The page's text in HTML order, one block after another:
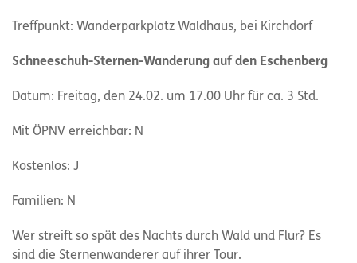
Treffpunkt: Wanderparkplatz Waldhaus, bei Kirchdorf
Schneeschuh-Sternen-Wanderung auf den Eschenberg
Datum: Freitag, den 24.02. um 17.00 Uhr für ca. 3 Std.
Mit ÖPNV erreichbar: N
Kostenlos: J
Familien: N
Wer streift so spät des Nachts durch Wald und Flur? Es
sind die Sternenwanderer auf ihrer Tour.